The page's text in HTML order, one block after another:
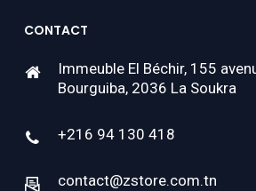
CONTACT
Immeuble El Béchir, 155
Bourguiba, 2036 La Soukra
+216 94 130 418
contact@zstore.com.tn